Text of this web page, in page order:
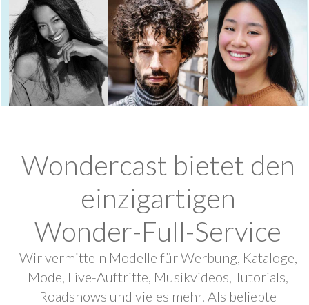
Wondercast bietet den
einzigartigen
Wonder-Full-Service
Wir vermitteln Modelle für Werbung, Kataloge,
Mode, Live-Auftritte, Musikvideos, Tutorials,
Roadshows und vieles mehr. Als beliebte